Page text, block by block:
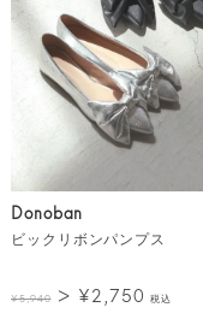
Donoban
ビックリボンパンプス
¥5,940 ¥2,750 税込